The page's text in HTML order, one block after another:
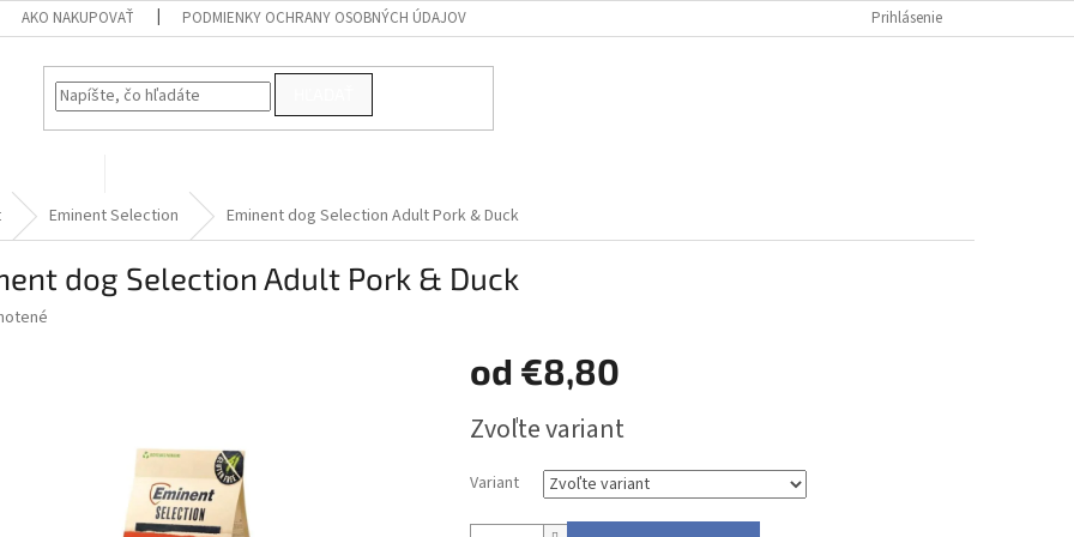
AKO NAKUPOVAŤ PODMIENKY OCHRANY OSOBNÝCH ÚDAJOV Prihlásenie
Eminent Selection Eminent dog Selection Adult Pork & Duck
dog Selection Adult Pork & Duck
od €8,80
cena:
Zvoľte variant
Variant